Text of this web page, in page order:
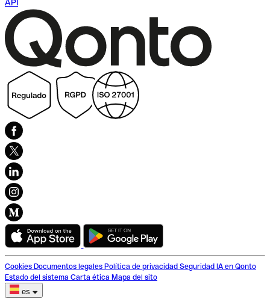
API
Cookies Documentos legales Política de privacidad Seguridad IA en Qonto
Estado del sistema Carta ética Mapa del sito
es